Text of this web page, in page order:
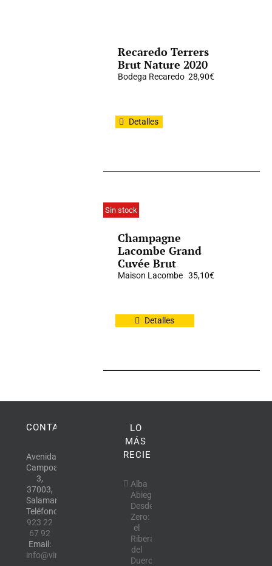
Recaredo Terrers
Brut Nature 2020
Bodega Recaredo 28,90€
Detalles
Sin stock
Champagne
Lacombe Grand
Cuvée Brut
Maison Lacombe 35,10€
Detalles
CONTACTO
Avenida
Campoamor,
3,
37003,
Salamanca.
Teléfono:
923 22
67 92
Email:
info@vinotecalavendimia.es
LO
MÁS
RECIENTE
Alba
Abiega
Desde
Zero:
el
Ribera
del
Duero